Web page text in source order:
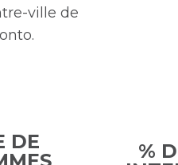
ville de
DE
%